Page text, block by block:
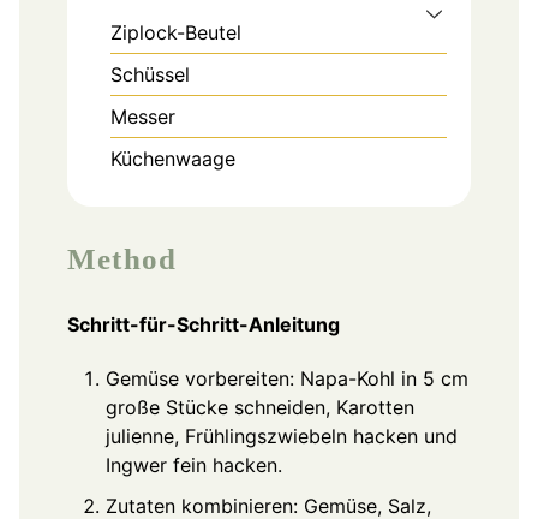
Ziplock-Beutel
Schüssel
Messer
Küchenwaage
Method
Schritt-für-Schritt-Anleitung
Gemüse vorbereiten: Napa-Kohl in 5 cm
große Stücke schneiden, Karotten
julienne, Frühlingszwiebeln hacken und
Ingwer fein hacken.
Zutaten kombinieren: Gemüse, Salz,